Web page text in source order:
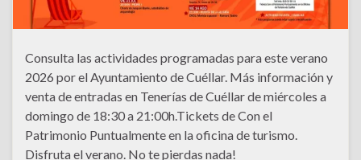
Consulta las actividades programadas para este verano
2026 por el Ayuntamiento de Cuéllar. Más información y
venta de entradas en Tenerías de Cuéllar de miércoles a
domingo de 18:30 a 21:00h.Tickets de Con el
Patrimonio Puntualmente en la oficina de turismo.
Disfruta el verano. No te pierdas nada!